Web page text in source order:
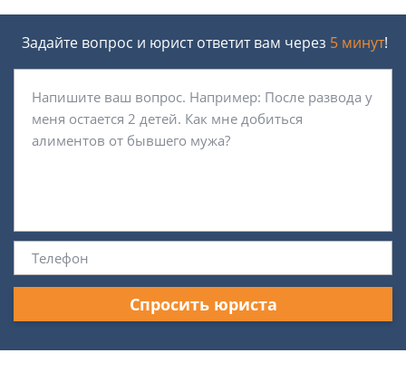
Задайте вопрос и юрист ответит вам через 5 минут!
Спросить юриста